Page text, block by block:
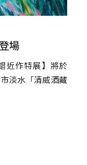
場
近作特展】將於
淡水「清威酒藏